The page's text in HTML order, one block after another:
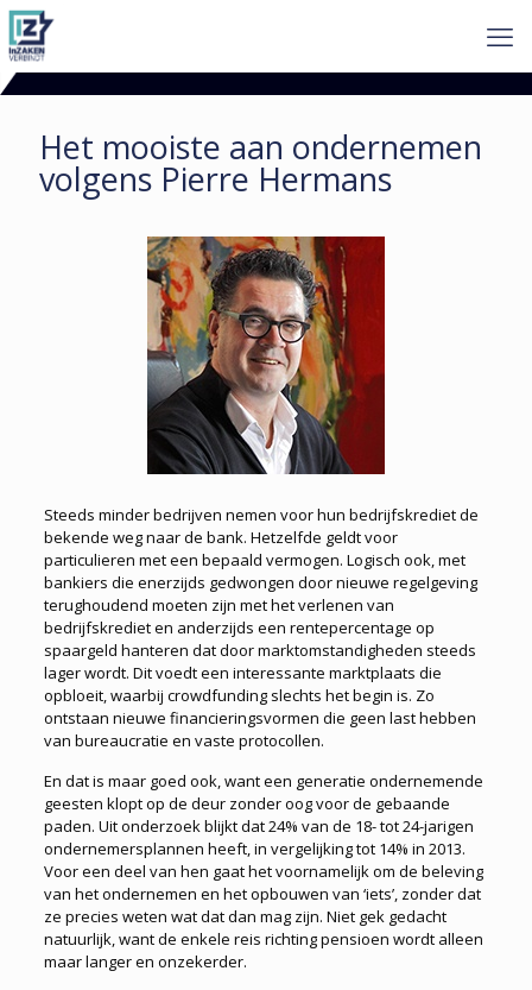
Het mooiste aan ondernemen
volgens Pierre Hermans
Steeds minder bedrijven nemen voor hun bedrijfskrediet de
bekende weg naar de bank. Hetzelfde geldt voor
particulieren met een bepaald vermogen. Logisch ook, met
bankiers die enerzijds gedwongen door nieuwe regelgeving
terughoudend moeten zijn met het verlenen van
bedrijfskrediet en anderzijds een rentepercentage op
spaargeld hanteren dat door marktomstandigheden steeds
lager wordt. Dit voedt een interessante marktplaats die
opbloeit, waarbij crowdfunding slechts het begin is. Zo
ontstaan nieuwe financieringsvormen die geen last hebben
van bureaucratie en vaste protocollen.
En dat is maar goed ook, want een generatie ondernemende
geesten klopt op de deur zonder oog voor de gebaande
paden. Uit onderzoek blijkt dat 24% van de 18- tot 24-jarigen
ondernemersplannen heeft, in vergelijking tot 14% in 2013.
Voor een deel van hen gaat het voornamelijk om de beleving
van het ondernemen en het opbouwen van ‘iets’, zonder dat
ze precies weten wat dat dan mag zijn. Niet gek gedacht
natuurlijk, want de enkele reis richting pensioen wordt alleen
maar langer en onzekerder.